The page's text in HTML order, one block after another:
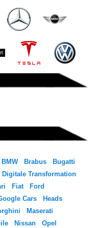
BMW Brabus
Bugatti
Digitale Transformation
Fiat
Ford
Cars
Heads
Maserati
Nissan Opel